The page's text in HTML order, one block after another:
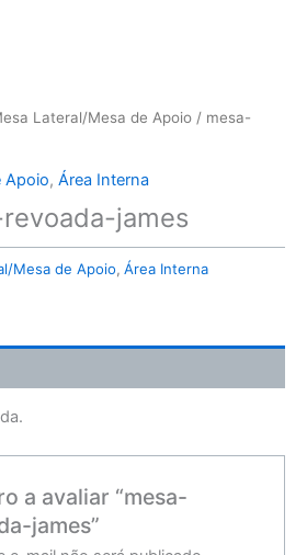
Lateral/Mesa de Apoio / mesa-
Apoio, Área Interna
james
Mesa de Apoio, Área Interna
a avaliar “mesa-
james”